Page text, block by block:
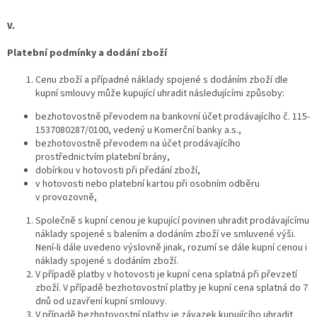
V.
Platební podmínky a dodání zboží
Cenu zboží a případné náklady spojené s dodáním zboží dle
kupní smlouvy může kupující uhradit následujícími způsoby:
bezhotovostně převodem na bankovní účet prodávajícího č. 115-
1537080287/0100, vedený u Komerční banky a.s.,
bezhotovostně převodem na účet prodávajícího
prostřednictvím platební brány,
dobírkou v hotovosti při předání zboží,
v hotovosti nebo platební kartou při osobním odběru
v provozovně,
Společně s kupní cenou je kupující povinen uhradit prodávajícímu
náklady spojené s balením a dodáním zboží ve smluvené výši.
Není-li dále uvedeno výslovně jinak, rozumí se dále kupní cenou i
náklady spojené s dodáním zboží.
V případě platby v hotovosti je kupní cena splatná při převzetí
zboží. V případě bezhotovostní platby je kupní cena splatná do 7
dnů od uzavření kupní smlouvy.